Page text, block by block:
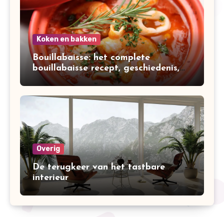
Koken en bakken
Bouillabaisse: het complete
bouillabaisse recept, geschiedenis,
variaties en bereiding
Overig
De terugkeer van het tastbare
interieur